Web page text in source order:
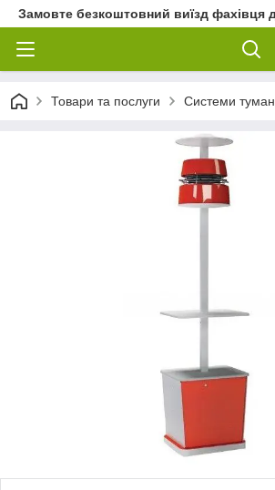
Замовте безкоштовний виїзд фахівця
Товари та послуги Системи